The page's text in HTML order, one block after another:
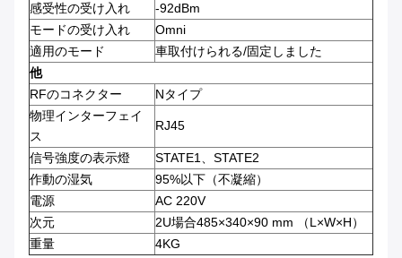
感受性の受け入れ
-92dBm
モードの受け入れ
Omni
適用のモード
車取付けられる/固定しました
他
RFのコネクター
Nタイプ
物理インターフェイ
ス
RJ45
信号強度の表示燈
STATE1、STATE2
作動の湿気
95%以下（不凝縮）
電源
AC 220V
次元
2U場合485×340×90 mm （L×W×H）
重量
4KG